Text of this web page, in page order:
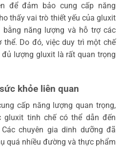
để đảm bảo cung cấp năng
thấy vai trò thiết yếu của gluxit
năng lượng và hỗ trợ các
Do đó, việc duy trì một chế
lượng gluxit là rất quan trọng
khỏe liên quan
cấp năng lượng quan trọng,
gluxit tinh chế có thể dẫn đến
chuyên gia dinh dưỡng đã
quá nhiều đường và thực phẩm